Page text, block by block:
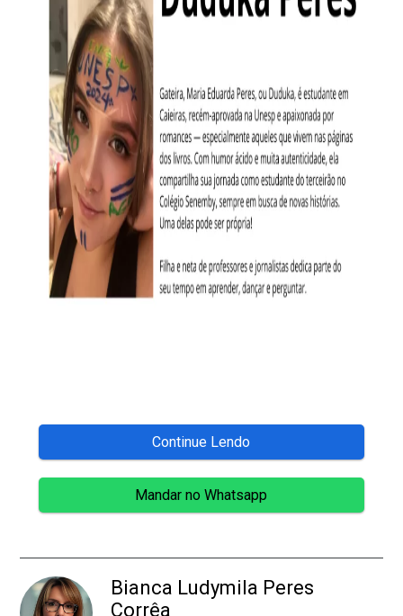
Continue Lendo
Mandar no Whatsapp
Bianca Ludymila Peres
Corrêa